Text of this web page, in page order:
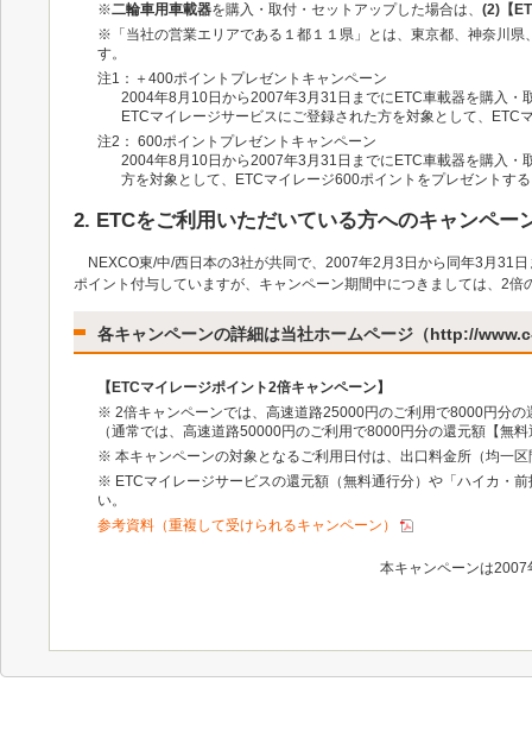
※二輪車用車載器を購入・取付・セットアップした場合は、 (2)【
※「当社の営業エリアである１都１１県」とは、東京都、神奈川
す。
注1：＋400ポイントプレゼントキャンペーン
2004年8月10日から2007年3月31日までにETC車載器を購入・
ETCマイレージサービスにご登録された方を対象として、
注2： 600ポイントプレゼントキャンペーン
2004年8月10日から2007年3月31日までにETC車載器を購入・
方を対象として、ETCマイレージ600ポイントをプレゼントす
2. ETCをご利用いただいている方へのキャンペ
NEXCO東/中/西日本の3社が共同で、2007年2月3日から同年3月31
ポイント付与していますが、キャンペーン期間中につきましては、2倍
各キャンペーンの詳細は当社ホームページ（http://
【ETCマイレージポイント2倍キャンペーン】
※ 2倍キャンペーンでは、高速道路25000円のご利用で8000円分の
（通常では、高速道路50000円のご利用で8000円分の還元額【無
※ 本キャンペーンの対象となるご利用日付は、出口料金所（均一
※ ETCマイレージサービスの還元額（無料通行分）や「ハイカ・
い。
参考資料（重複して受けられるキャンペーン）
本キャンペーンは